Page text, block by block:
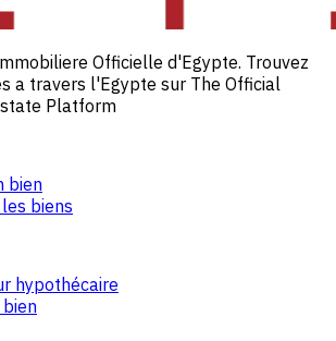
Officielle d'Egypte. Trouvez
a travers l'Egypte sur The Official
Platform
bien
biens
hypothécaire